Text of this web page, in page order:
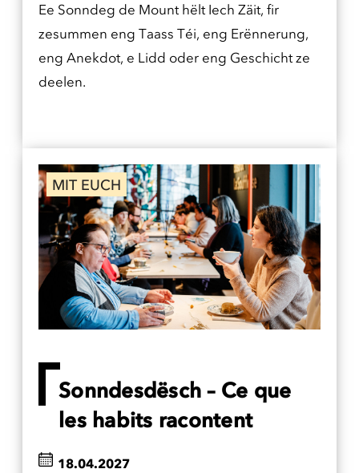
Ee Sonndeg de Mount hëlt Iech Zäit, fir
zesummen eng Taass Téi, eng Erënnerung,
eng Anekdot, e Lidd oder eng Geschicht ze
deelen.
MIT EUCH
Sonndesdësch – Ce que
les habits racontent
18.04.2027